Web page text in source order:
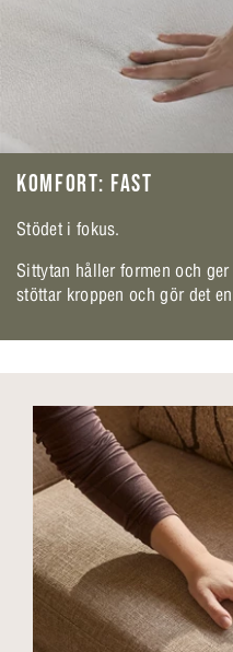
KOMFORT: FAST
Stödet i fokus.
Sittytan håller formen och
stöttar kroppen och gör det